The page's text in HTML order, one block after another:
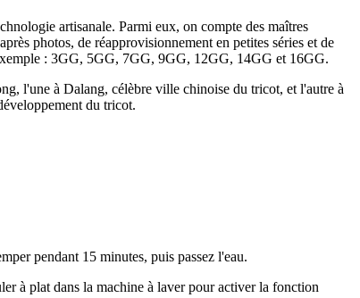
artisanale. Parmi eux, on compte des maîtres
photos, de réapprovisionnement en petites séries et de
: 3GG, 5GG, 7GG, 9GG, 12GG, 14GG et 16GG.
l'une à Dalang, célèbre ville chinoise du tricot, et l'autre à
du tricot.
pendant 15 minutes, puis passez l'eau.
à plat dans la machine à laver pour activer la fonction